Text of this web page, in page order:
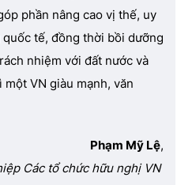
phần nâng cao vị thế, uy
tế, đồng thời bồi dưỡng
nhiệm với đất nước và
VN giàu mạnh, văn
Phạm Mỹ Lệ,
Các tổ chức hữu nghị VN